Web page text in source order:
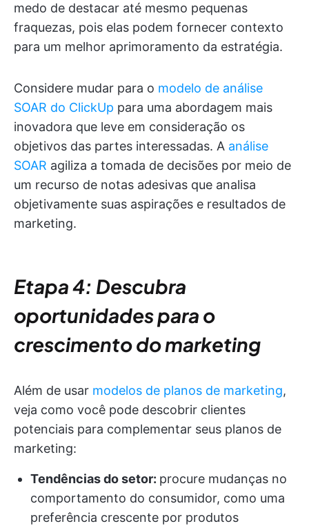
medo de destacar até mesmo pequenas
fraquezas, pois elas podem fornecer contexto
para um melhor aprimoramento da estratégia.
Considere mudar para o modelo de análise
SOAR do ClickUp para uma abordagem mais
inovadora que leve em consideração os
objetivos das partes interessadas. A análise
SOAR agiliza a tomada de decisões por meio de
um recurso de notas adesivas que analisa
objetivamente suas aspirações e resultados de
marketing.
Etapa 4: Descubra
oportunidades para o
crescimento do marketing
Além de usar modelos de planos de marketing,
veja como você pode descobrir clientes
potenciais para complementar seus planos de
marketing:
Tendências do setor: procure mudanças no
comportamento do consumidor, como uma
preferência crescente por produtos